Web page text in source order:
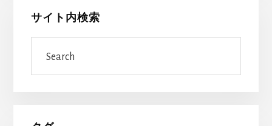
サイト内検索